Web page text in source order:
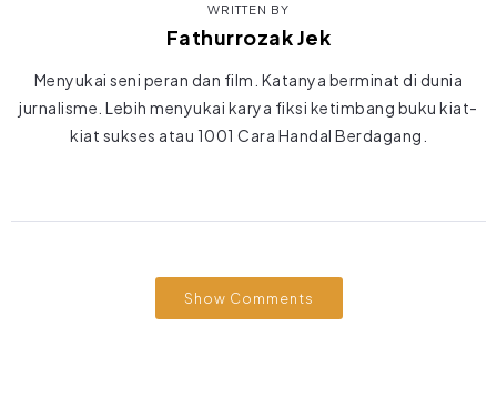
WRITTEN BY
Fathurrozak Jek
Menyukai seni peran dan film. Katanya berminat di dunia
jurnalisme. Lebih menyukai karya fiksi ketimbang buku kiat-
kiat sukses atau 1001 Cara Handal Berdagang.
Show Comments